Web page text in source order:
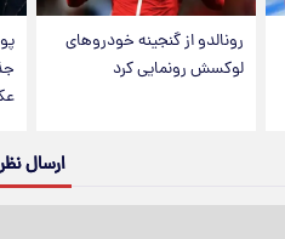
رونالدو از گنجینه خودروهای
لوکسش رونمایی کرد
ارسال نظر